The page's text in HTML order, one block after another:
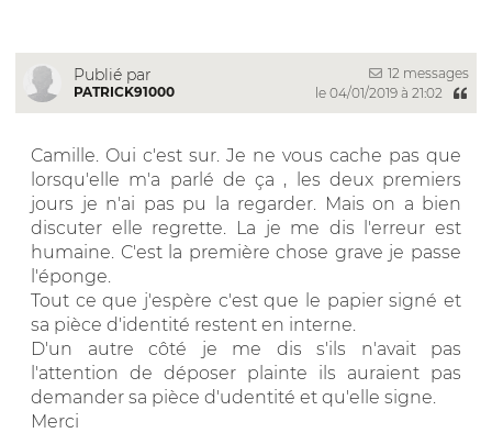
Publié par
PATRICK91000
12 messages
le 04/01/2019 à 21:02
Camille. Oui c'est sur. Je ne vous cache pas que
lorsqu'elle m'a parlé de ça , les deux premiers
jours je n'ai pas pu la regarder. Mais on a bien
discuter elle regrette. La je me dis l'erreur est
humaine. C'est la première chose grave je passe
l'éponge.
Tout ce que j'espère c'est que le papier signé et
sa pièce d'identité restent en interne.
D'un autre côté je me dis s'ils n'avait pas
l'attention de déposer plainte ils auraient pas
demander sa pièce d'udentité et qu'elle signe.
Merci